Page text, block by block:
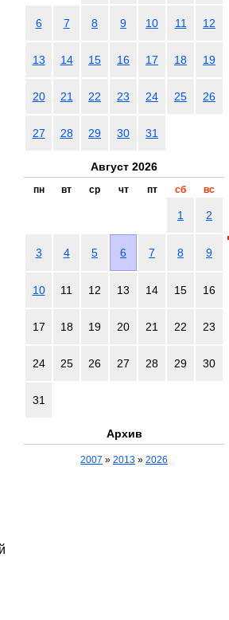
6 7 8 9 10 11 12
13 14 15 16 17 18 19
20 21 22 23 24 25 26
27 28 29 30 31
Август 2026
пн вт ср чт пт сб вс
1 2
3 4 5 6 7 8 9
10 11 12 13 14 15 16
17 18 19 20 21 22 23
24 25 26 27 28 29 30
31
Архив
2007 » 2013 » 2026